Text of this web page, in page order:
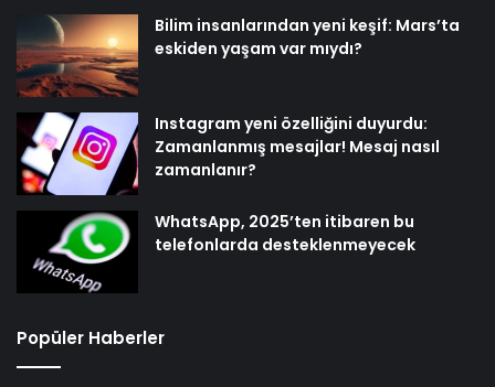
Bilim insanlarından yeni keşif: Mars’ta
eskiden yaşam var mıydı?
Instagram yeni özelliğini duyurdu:
Zamanlanmış mesajlar! Mesaj nasıl
zamanlanır?
WhatsApp, 2025’ten itibaren bu
telefonlarda desteklenmeyecek
Popüler Haberler